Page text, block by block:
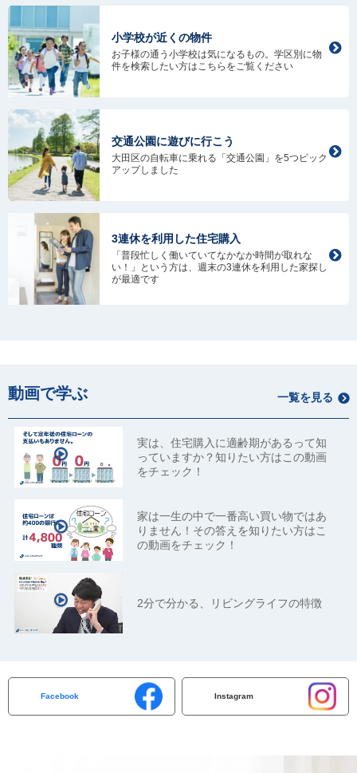
小学校が近くの物件
お子様の通う小学校は気になるもの。学区別に物
件を検索したい方はこちらをご覧ください
交通公園に遊びに行こう
大田区の自転車に乗れる「交通公園」を5つピック
アップしました
3連休を利用した住宅購入
「普段忙しく働いていてなかなか時間が取れな
い！」という方は、週末の3連休を利用した家探し
が最適です
動画で学ぶ 一覧を見る
実は、住宅購入に適齢期があるって知
っていますか？知りたい方はこの動画
をチェック！
家は一生の中で一番高い買い物ではあ
りません！その答えを知りたい方はこ
の動画をチェック！
2分で分かる、リビングライフの特徴
Facebook Instagram